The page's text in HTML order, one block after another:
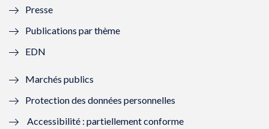
f
n
ê
e
n
ê
Presse
Publications par thème
EDN
Marchés publics
Protection des données personnelles
Accessibilité : partiellement conforme